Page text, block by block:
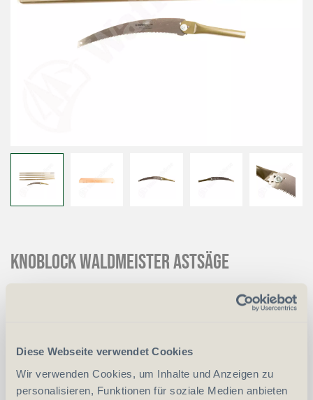
Diese Webseite verwendet Cookies
Wir verwenden Cookies, um Inhalte und Anzeigen zu
personalisieren, Funktionen für soziale Medien anbieten
Knoblock Waldmeister Astsäge
Anzahl Stück -